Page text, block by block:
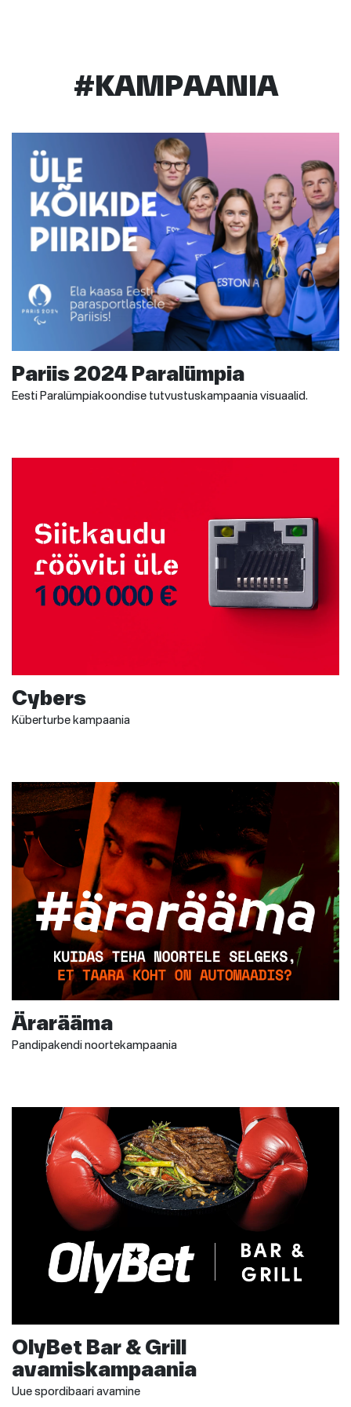
#KAMPAANIA
Pariis 2024 Paralümpia
Eesti Paralümpiakoondise tutvustuskampaania visuaalid.
Cybers
Küberturbe kampaania
Ärarääma
Pandipakendi noortekampaania
OlyBet Bar & Grill
avamiskampaania
Uue spordibaari avamine